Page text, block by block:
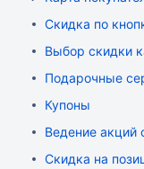
Скидка по
Выбор скидки
Подарочные
Купоны
Ведение акций
Скидка на